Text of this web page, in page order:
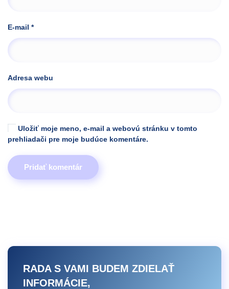
E-mail *
Adresa webu
Uložiť moje meno, e-mail a webovú stránku v tomto
prehliadači pre moje budúce komentáre.
Pridať komentár
RADA S VAMI BUDEM ZDIELAŤ
INFORMÁCIE,